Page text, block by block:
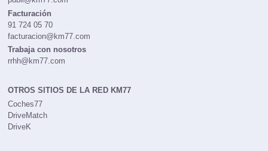
Facturación
91 724 05 70
facturacion@km77.com
Trabaja con nosotros
rrhh@km77.com
OTROS SITIOS DE LA RED KM77
Coches77
DriveMatch
DriveK